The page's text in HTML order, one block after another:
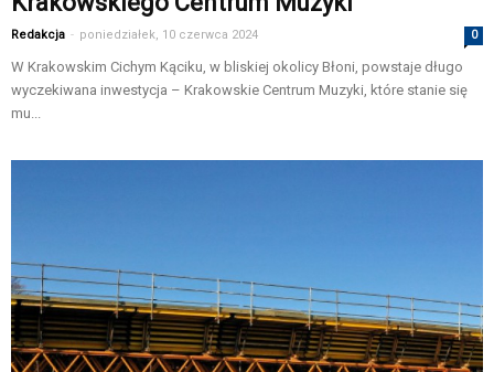
Redakcja - poniedziałek, 10 czerwca 2024 0
W Krakowskim Cichym Kąciku, w bliskiej okolicy Błoni, powstaje długo
wyczekiwana inwestycja – Krakowskie Centrum Muzyki, które stanie się
mu...